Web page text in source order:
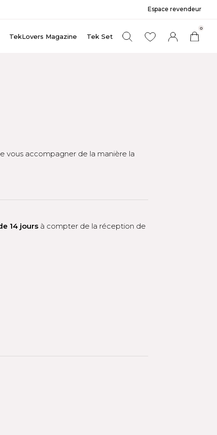
0
TekLovers Magazine Tek Set
Espace revendeur
vous accompagner de la manière la
14 jours à compter de la réception de